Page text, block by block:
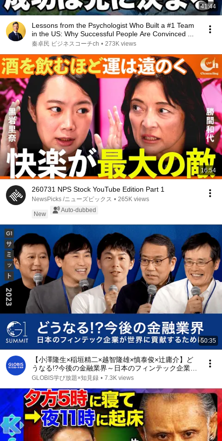
41:44
Lessons from the Psychologist Who Built a #1 Team
in the US: Why Successful People Are Convinced ...
秦卓民 ビジネスコーチch • 273K views
16:54
260731 NPS Stock YouTube Edition Part 1
NewsPicks /ニューズピックス • 265K views
New
Auto-dubbed
50:35
【小澤隆生×稲垣精二×越智隆雄×慎泰俊×辻庸介】ど
うなる!?今後の金融業界～日本のフィンテック企業が
世界に貢献するために～
GLOBIS学び放題×知見録 • 7.3K views